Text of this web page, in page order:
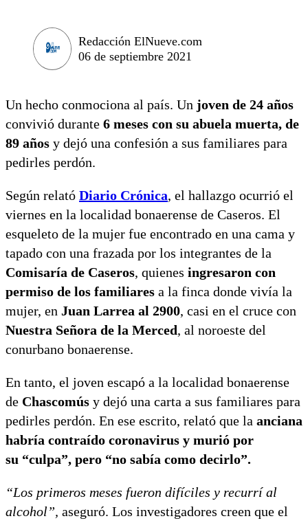
Redacción ElNueve.com
06 de septiembre 2021
Un hecho conmociona al país. Un joven de 24 años
convivió durante 6 meses con su abuela muerta, de
89 años y dejó una confesión a sus familiares para
pedirles perdón.
Según relató Diario Crónica, el hallazgo ocurrió el
viernes en la localidad bonaerense de Caseros. El
esqueleto de la mujer fue encontrado en una cama y
tapado con una frazada por los integrantes de la
Comisaría de Caseros, quienes ingresaron con
permiso de los familiares a la finca donde vivía la
mujer, en Juan Larrea al 2900, casi en el cruce con
Nuestra Señora de la Merced, al noroeste del
conurbano bonaerense.
En tanto, el joven escapó a la localidad bonaerense
de Chascomús y dejó una carta a sus familiares para
pedirles perdón. En ese escrito, relató que la anciana
habría contraído coronavirus y murió por
su “culpa”, pero “no sabía como decirlo”.
“Los primeros meses fueron difíciles y recurrí al
alcohol”, aseguró. Los investigadores creen que el